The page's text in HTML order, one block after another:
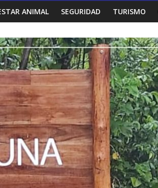
ANIMAL SEGURIDAD TURISMO